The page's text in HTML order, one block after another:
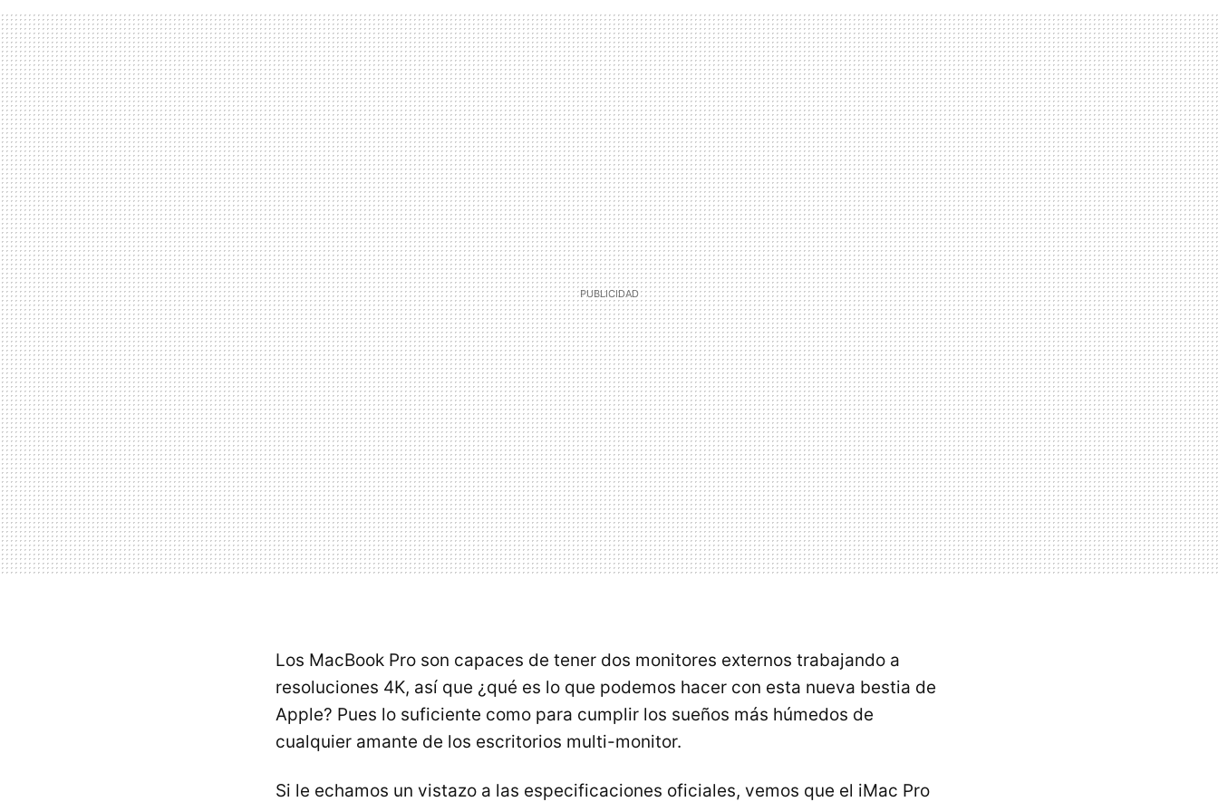
Los MacBook Pro son capaces de tener dos monitores externos trabajando a
resoluciones 4K, así que ¿qué es lo que podemos hacer con esta nueva bestia de
Apple? Pues lo suficiente como para cumplir los sueños más húmedos de
cualquier amante de los escritorios multi-monitor.
Si le echamos un vistazo a las especificaciones oficiales, vemos que el iMac Pro